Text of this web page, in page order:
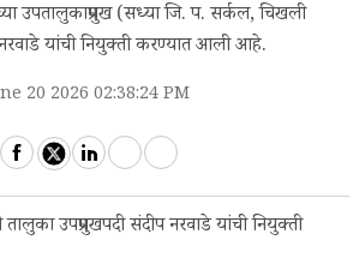
उपतालुकाप्रमुख (सध्या जि. प. सर्कल, चिखली
यांची नियुक्ती करण्यात आली आहे.
20 2026 02:38:24 PM